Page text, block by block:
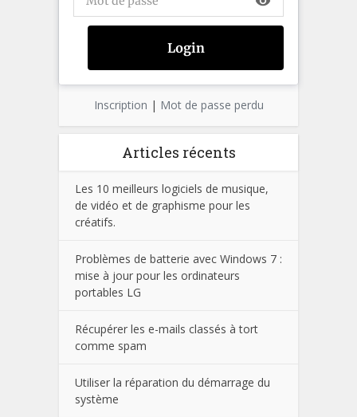
Inscription | Mot de passe perdu
Articles récents
Les 10 meilleurs logiciels de musique,
de vidéo et de graphisme pour les
créatifs.
Problèmes de batterie avec Windows 7 :
mise à jour pour les ordinateurs
portables LG
Récupérer les e-mails classés à tort
comme spam
Utiliser la réparation du démarrage du
système